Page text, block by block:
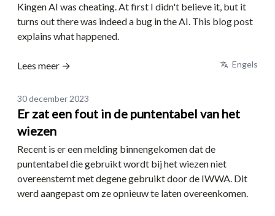
Kingen AI was cheating. At first I didn't believe it, but it
turns out there was indeed a bug in the AI. This blog post
explains what happened.
Lees meer → Engels
Date
30 december 2023
Er zat een fout in de puntentabel van het
wiezen
Recent is er een melding binnengekomen dat de
puntentabel die gebruikt wordt bij het wiezen niet
overeenstemt met degene gebruikt door de IWWA. Dit
werd aangepast om ze opnieuw te laten overeenkomen.